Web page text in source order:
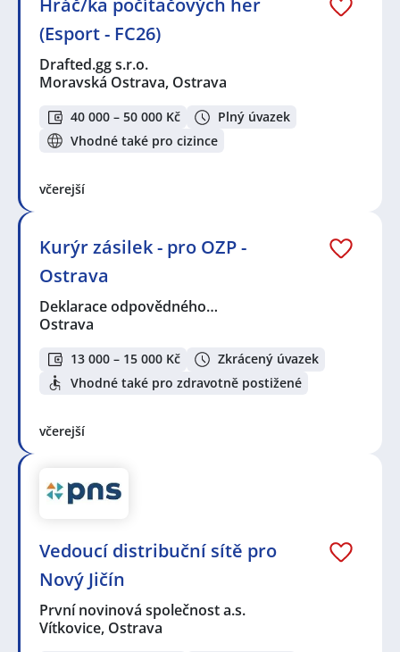
(Esport - FC26)
Drafted.gg s.r.o.
Moravská Ostrava, Ostrava
40 000 – 50 000 Kč
Plný úvazek
Vhodné také pro cizince
včerejší
Kurýr zásilek - pro OZP -
Ostrava
Deklarace odpovědného…
Ostrava
13 000 – 15 000 Kč
Zkrácený úvazek
Vhodné také pro zdravotně postižené
včerejší
Vedoucí distribuční sítě pro
Nový Jičín
První novinová společnost a.s.
Vítkovice, Ostrava